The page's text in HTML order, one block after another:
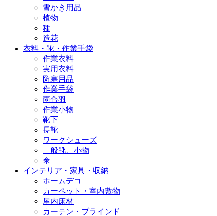
雪かき用品
植物
種
造花
衣料・靴・作業手袋
作業衣料
実用衣料
防寒用品
作業手袋
雨合羽
作業小物
靴下
長靴
ワークシューズ
一般靴、小物
傘
インテリア・家具・収納
ホームデコ
カーペット・室内敷物
屋内床材
カーテン・ブラインド